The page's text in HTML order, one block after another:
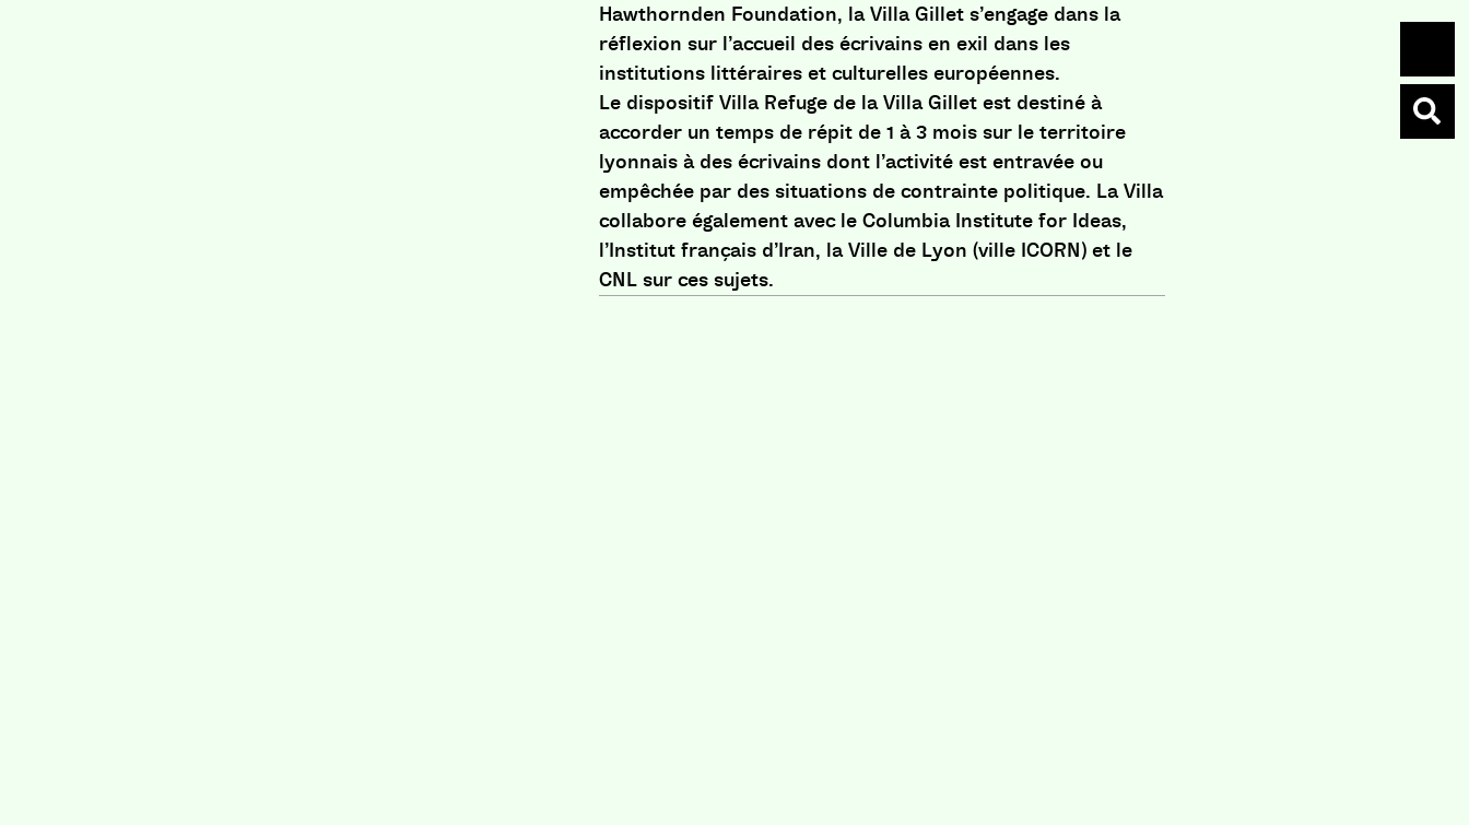
Hawthornden Foundation, la Villa Gillet s’engage dans la
réflexion sur l’accueil des écrivains en exil dans les
institutions littéraires et culturelles européennes.
Le dispositif Villa Refuge de la Villa Gillet est destiné à
accorder un temps de répit de 1 à 3 mois sur le territoire
lyonnais à des écrivains dont l’activité est entravée ou
empêchée par des situations de contrainte politique. La Villa
collabore également avec le Columbia Institute for Ideas,
l’Institut français d’Iran, la Ville de Lyon (ville ICORN) et le
CNL sur ces sujets.